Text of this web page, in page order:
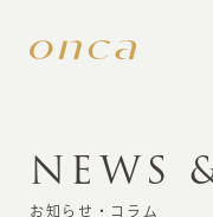
NEWS
お知らせ・コラム